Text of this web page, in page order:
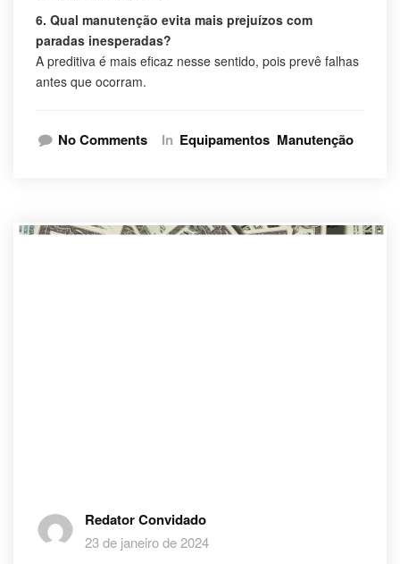
6. Qual manutenção evita mais prejuízos com
paradas inesperadas?
A preditiva é mais eficaz nesse sentido, pois prevê falhas
antes que ocorram.
No Comments In Equipamentos Manutenção
Redator Convidado
23 de janeiro de 2024